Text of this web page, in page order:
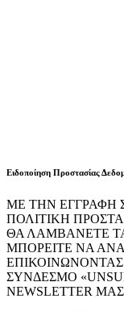
Ειδοποίηση Προστασίας
ΜΕ ΤΗΝ ΕΓΓΡΑΦΗ
ΠΟΛΙΤΙΚΗ
ΘΑ ΛΑΜΒΑΝΕΤΕ
ΜΠΟΡΕΙΤΕ ΝΑ
ΣΥΝΔΕΣΜΟ
NEWSLETTER